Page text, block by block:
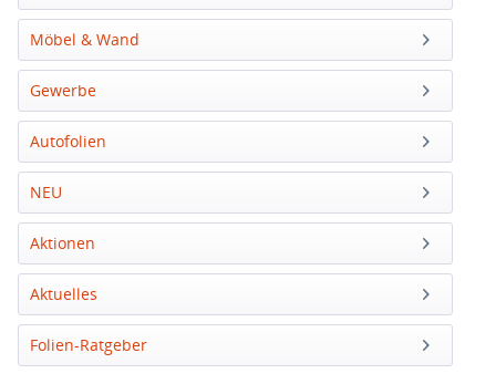
Möbel & Wand
Gewerbe
Autofolien
NEU
Aktionen
Aktuelles
Folien-Ratgeber